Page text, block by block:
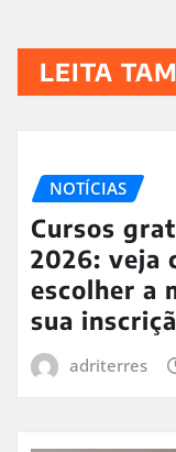
LEITA
NOTÍCIAS
Cursos
2026: veja
escolher a
sua
adriterres